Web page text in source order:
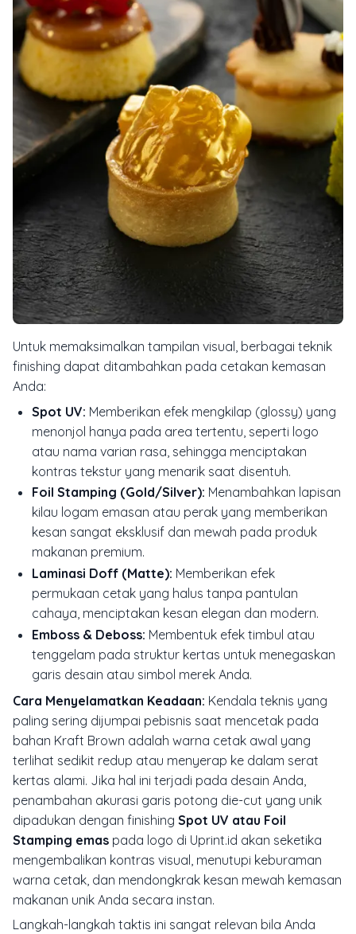
Untuk memaksimalkan tampilan visual, berbagai teknik
finishing dapat ditambahkan pada cetakan kemasan
Anda:
Spot UV: Memberikan efek mengkilap (glossy) yang
menonjol hanya pada area tertentu, seperti logo
atau nama varian rasa, sehingga menciptakan
kontras tekstur yang menarik saat disentuh.
Foil Stamping (Gold/Silver): Menambahkan lapisan
kilau logam emasan atau perak yang memberikan
kesan sangat eksklusif dan mewah pada produk
makanan premium.
Laminasi Doff (Matte): Memberikan efek
permukaan cetak yang halus tanpa pantulan
cahaya, menciptakan kesan elegan dan modern.
Emboss & Deboss: Membentuk efek timbul atau
tenggelam pada struktur kertas untuk menegaskan
garis desain atau simbol merek Anda.
Cara Menyelamatkan Keadaan: Kendala teknis yang
paling sering dijumpai pebisnis saat mencetak pada
bahan Kraft Brown adalah warna cetak awal yang
terlihat sedikit redup atau menyerap ke dalam serat
kertas alami. Jika hal ini terjadi pada desain Anda,
penambahan akurasi garis potong die-cut yang unik
dipadukan dengan finishing Spot UV atau Foil
Stamping emas pada logo di Uprint.id akan seketika
mengembalikan kontras visual, menutupi keburaman
warna cetak, dan mendongkrak kesan mewah kemasan
makanan unik Anda secara instan.
Langkah-langkah taktis ini sangat relevan bila Anda